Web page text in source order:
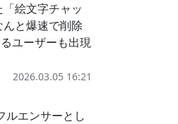
絵文字チャッ
んと爆速で削除
ユーザーも出現
2026.03.05 16:21
ルエンサーとし